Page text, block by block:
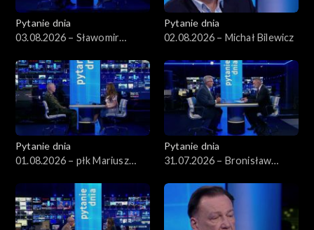
Pytanie dnia
03.08.2026 – Sławomir
Pytanie dnia
02.08.2026 – Michał Bilewicz
Pytanie dnia
01.08.2026 – płk Mariusz
Pytanie dnia
31.07.2026 – Bronisław